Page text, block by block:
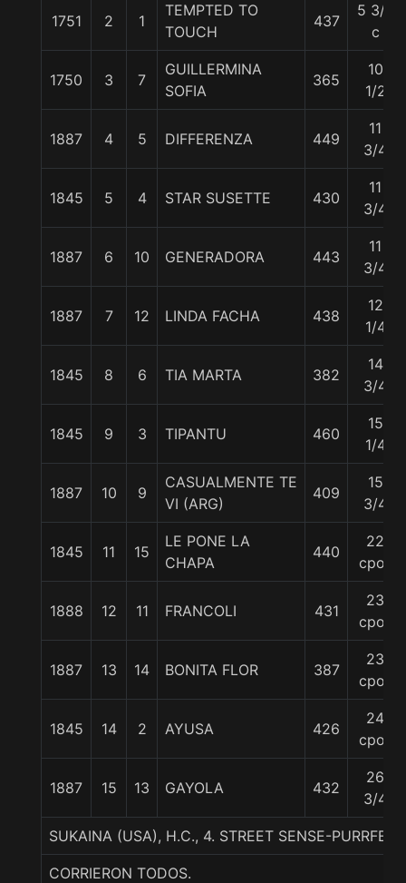
1751 2 1
TEMPTED TO
TOUCH
437
5 3/4
c
1750 3 7
GUILLERMINA
SOFIA
365
10
1/2
1887 4 5 DIFFERENZA 449
11
3/4
1845 5 4 STAR SUSETTE 430
11
3/4
1887 6 10 GENERADORA 443
11
3/4
1887 7 12 LINDA FACHA 438
12
1/4
1845 8 6 TIA MARTA 382
14
3/4
1845 9 3 TIPANTU 460
15
1/4
1887 10 9
CASUALMENTE TE
VI (ARG)
409
15
3/4
1845 11 15
LE PONE LA
CHAPA
440
22
cpos
1888 12 11 FRANCOLI 431
23
cpos
1887 13 14 BONITA FLOR 387
23
cpos
1845 14 2 AYUSA 426
24
cpos
1887 15 13 GAYOLA 432
26
3/4
SUKAINA (USA), H.C., 4. STREET SENSE-
CORRIERON TODOS.